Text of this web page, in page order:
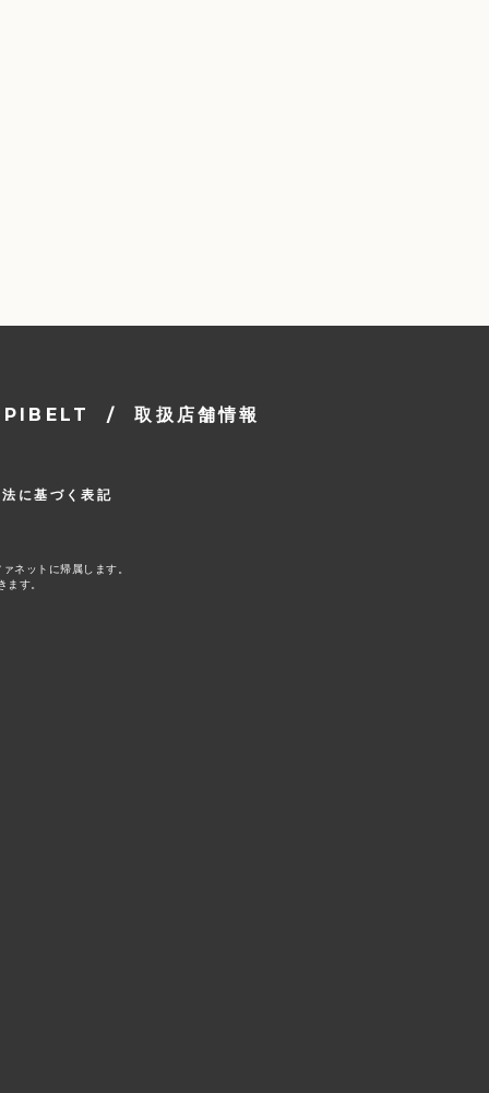
/ 取扱店舗情報
に基づく表記
ネットに帰属します。
す。